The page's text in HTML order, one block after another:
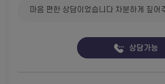
상담가능